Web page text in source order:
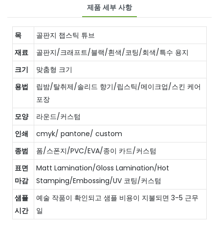
제품 세부 사항
목
골판지 챕스틱 튜브
재료
골판지/크래프트/블랙/흰색/코팅/회색/특수 ​​용지
크기
맞춤형 크기
용법
립밤/탈취제/솔리드 향기/립스틱/메이크업/스킨 케어
포장
모양
라운드/커스텀
인쇄
cmyk/ pantone/ custom
종범
폼/스폰지/PVC/EVA/종이 카드/커스텀
표면
마감
Matt Lamination/Gloss Lamination/Hot
Stamping/Embossing/UV 코팅/커스텀
샘플
시간
예술 작품이 확인되고 샘플 비용이 지불되면 3-5 근무
일